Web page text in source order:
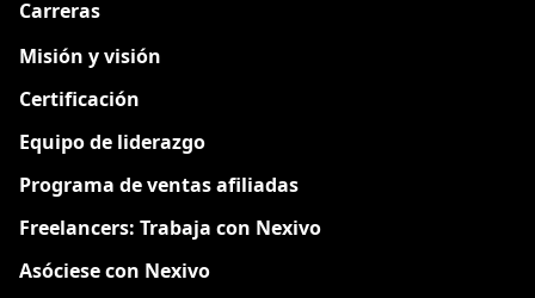
Carreras
Misión y visión
Certificación
Equipo de liderazgo
Programa de ventas afiliadas
Freelancers: Trabaja con Nexivo
Asóciese con Nexivo